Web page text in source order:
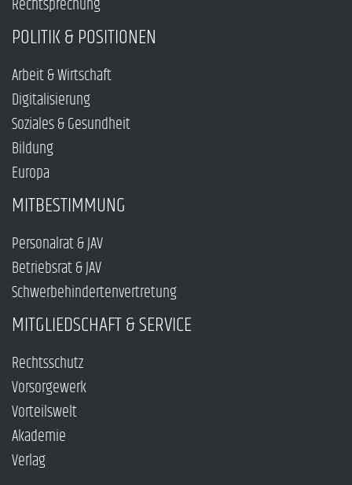
POLITIK & POSITIONEN
Arbeit & Wirtschaft
Digitalisierung
Soziales & Gesundheit
Bildung
Europa
MITBESTIMMUNG
Personalrat & JAV
Betriebsrat & JAV
Schwerbehindertenvertretung
MITGLIEDSCHAFT & SERVICE
Rechtsschutz
Vorsorgewerk
Vorteilswelt
Akademie
Verlag